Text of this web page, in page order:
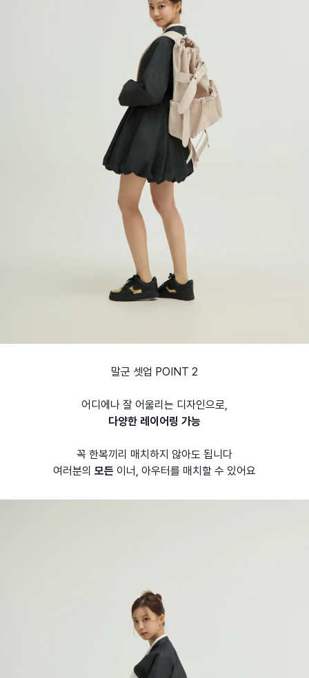
말군 셋업 POINT 2
어디에나 잘 어울리는 디자인으로,
다양한 레이어링 가능
꼭 한복끼리 매치하지 않아도 됩니다
여러분의 모든 이너, 아우터를 매치할 수 있어요